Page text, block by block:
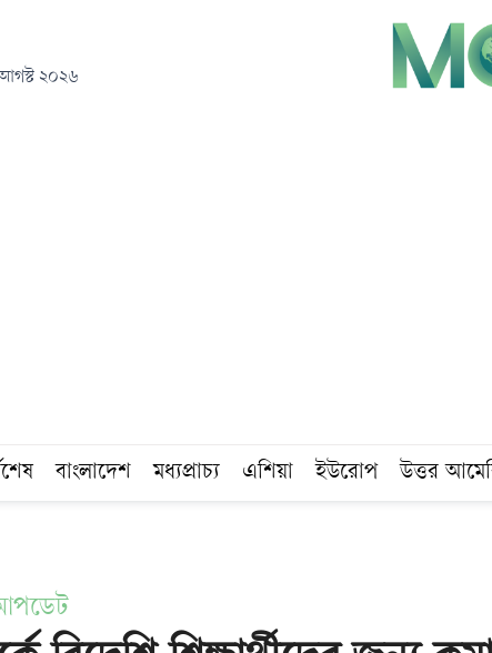
২০২৬
বাংলাদেশ মধ্যপ্রাচ্য এশিয়া ইউরোপ উত্তর